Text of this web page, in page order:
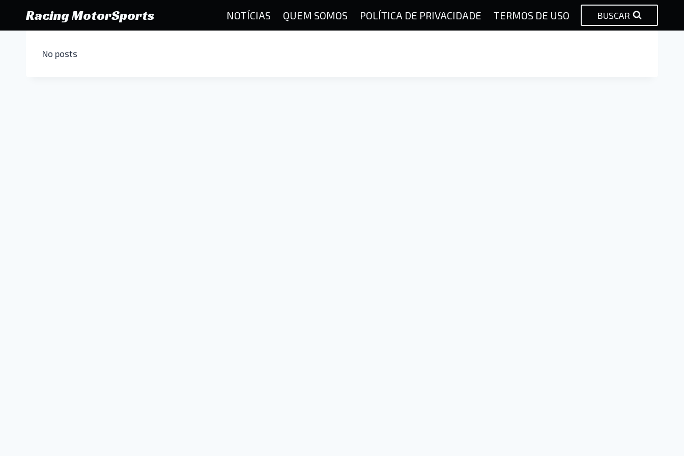
o
Racing MotorSports NOTÍCIAS QUEM SOMOS POLÍTICA DE PRIVACIDADE TERMOS DE USO BUSCAR
No posts